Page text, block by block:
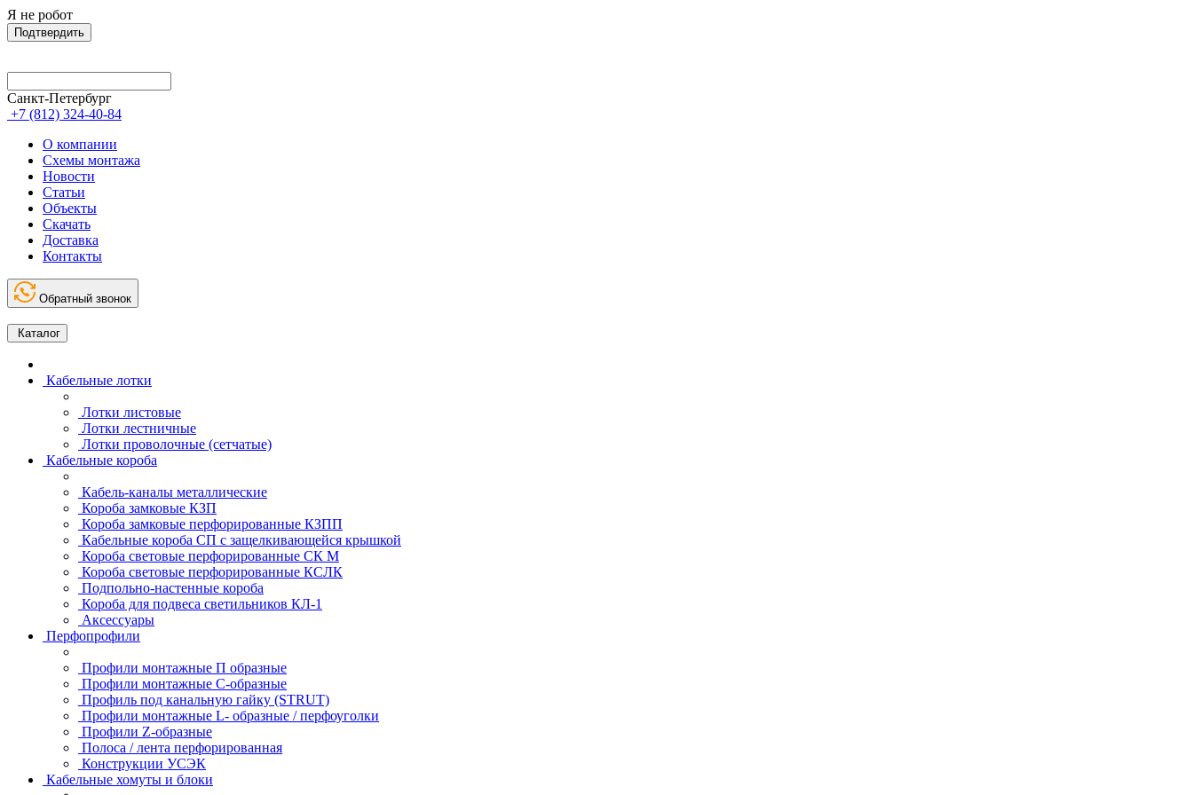
Я не робот
Подтвердить
Санкт-Петербург
+7 (812) 324-40-84
О компании
Схемы монтажа
Новости
Статьи
Объекты
Скачать
Доставка
Контакты
Обратный звонок
Каталог
Кабельные лотки
Лотки листовые
Лотки лестничные
Лотки проволочные (сетчатые)
Кабельные короба
Кабель-каналы металлические
Короба замковые КЗП
Короба замковые перфорированные КЗПП
Кабельные короба СП с защелкивающейся крышкой
Короба световые перфорированные СК М
Короба световые перфорированные КСЛК
Подпольно-настенные короба
Короба для подвеса светильников КЛ-1
Аксессуары
Перфопрофили
Профили монтажные П образные
Профили монтажные C-образные
Профиль под канальную гайку (STRUT)
Профили монтажные L- образные / перфоуголки
Профили Z-образные
Полоса / лента перфорированная
Конструкции УСЭК
Кабельные хомуты и блоки